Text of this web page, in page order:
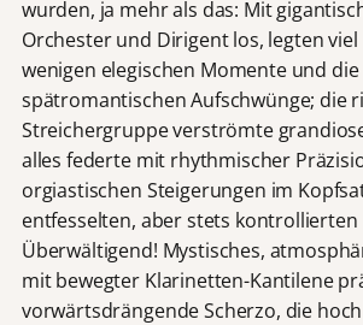
wurden, ja mehr als das: Mit
Orchester und Dirigent los, legten
wenigen elegischen Momente und die
spätromantischen Aufschwünge; die
Streichergruppe verströmte
alles federte mit rhythmischer
orgiastischen Steigerungen im
entfesselten, aber stets kontrollierten
Überwältigend! Mystisches,
mit bewegter Klarinetten-Kantilene
vorwärtsdrängende Scherzo, die